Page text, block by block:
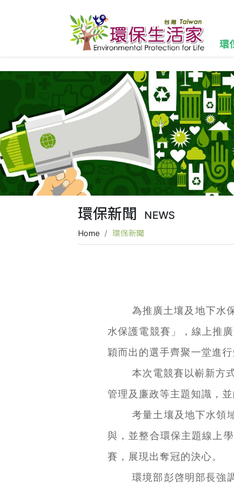
環保新聞 NEWS
Home 環保新聞
為推廣土壤及地下水
水保護電競賽」，線上推
穎而出的選手齊聚一堂進
本次電競賽以嶄新方
管理及廉政等主題知識，
考量土壤及地下水領
與，並整合環保主題線上
賽，展現出奪冠的決心。
環境部彭啓明部長強